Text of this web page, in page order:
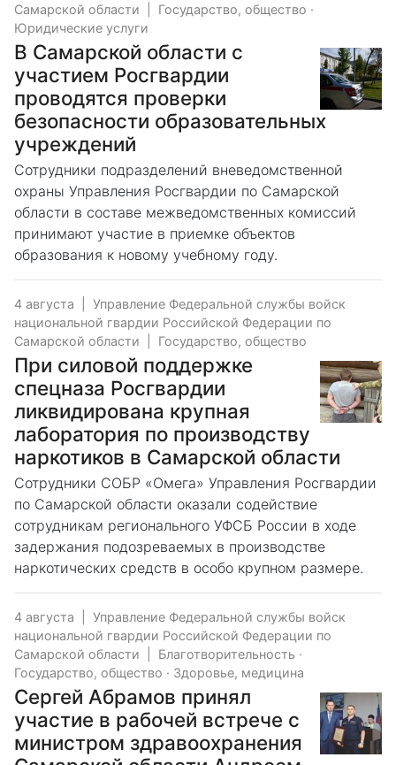
Самарской области
Государство, общество ·
Юридические услуги
В Самарской области с
участием Росгвардии
проводятся проверки
безопасности образовательных
учреждений
Сотрудники подразделений вневедомственной
охраны Управления Росгвардии по Самарской
области в составе межведомственных комиссий
принимают участие в приемке объектов
образования к новому учебному году.
4 августа
Управление Федеральной службы войск
национальной гвардии Российской Федерации по
Самарской области
Государство, общество
При силовой поддержке
спецназа Росгвардии
ликвидирована крупная
лаборатория по производству
наркотиков в Самарской области
Сотрудники СОБР «Омега» Управления Росгвардии
по Самарской области оказали содействие
сотрудникам регионального УФСБ России в ходе
задержания подозреваемых в производстве
наркотических средств в особо крупном размере.
4 августа
Управление Федеральной службы войск
национальной гвардии Российской Федерации по
Самарской области
Благотворительность ·
Государство, общество · Здоровье, медицина
Сергей Абрамов принял
участие в рабочей встрече с
министром здравоохранения